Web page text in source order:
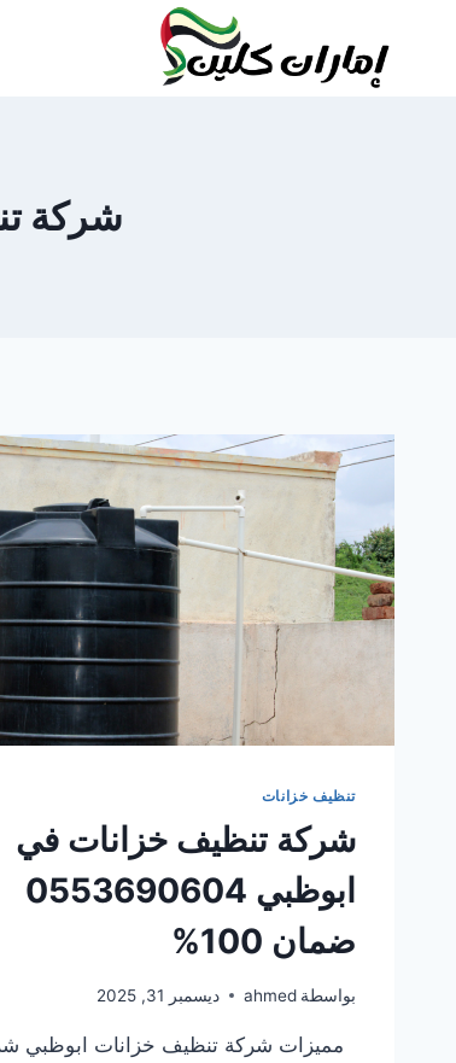
شركة
تنظيف خزانات
شركة تنظيف خزانات في
ابوظبي 0553690604
ضمان 100%
بواسطة ahmed ديسمبر 31, 2025
مميزات شركة تنظيف خزانات ابوظبي